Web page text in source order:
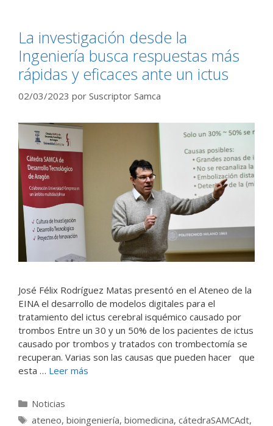
La investigación desde la
Ingeniería busca respuestas más
rápidas y eficaces ante un ictus
02/03/2023 por Suscriptor Samca
José Félix Rodríguez Matas presentó en el Ateneo de la
EINA el desarrollo de modelos digitales para el
tratamiento del ictus cerebral isquémico causado por
trombos Entre un 30 y un 50% de los pacientes de ictus
causado por trombos y tratados con trombectomía se
recuperan. Varias son las causas que pueden hacer que
esta … Leer más
Categorías
Noticias
Etiquetas
ateneo, bioingeniería, biomedicina, cátedraSAMCAdt,